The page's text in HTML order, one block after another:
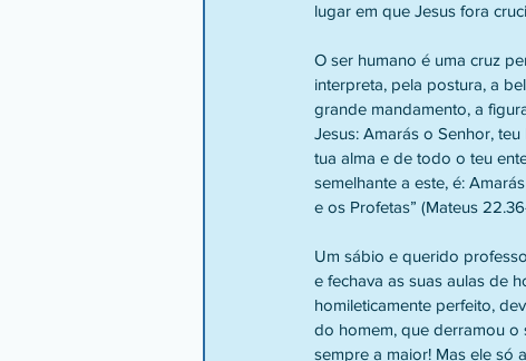
lugar em que Jesus fora
O ser humano é uma cruz
interpreta, pela postura, a
grande mandamento, a
Jesus: Amarás o Senhor,
tua alma e de todo o teu
semelhante a este, é:
e os Profetas” (Mateus
Um sábio e querido
e fechava as suas aulas de
homileticamente perfeito,
do homem, que derramou o
sempre a maior! Mas ele só